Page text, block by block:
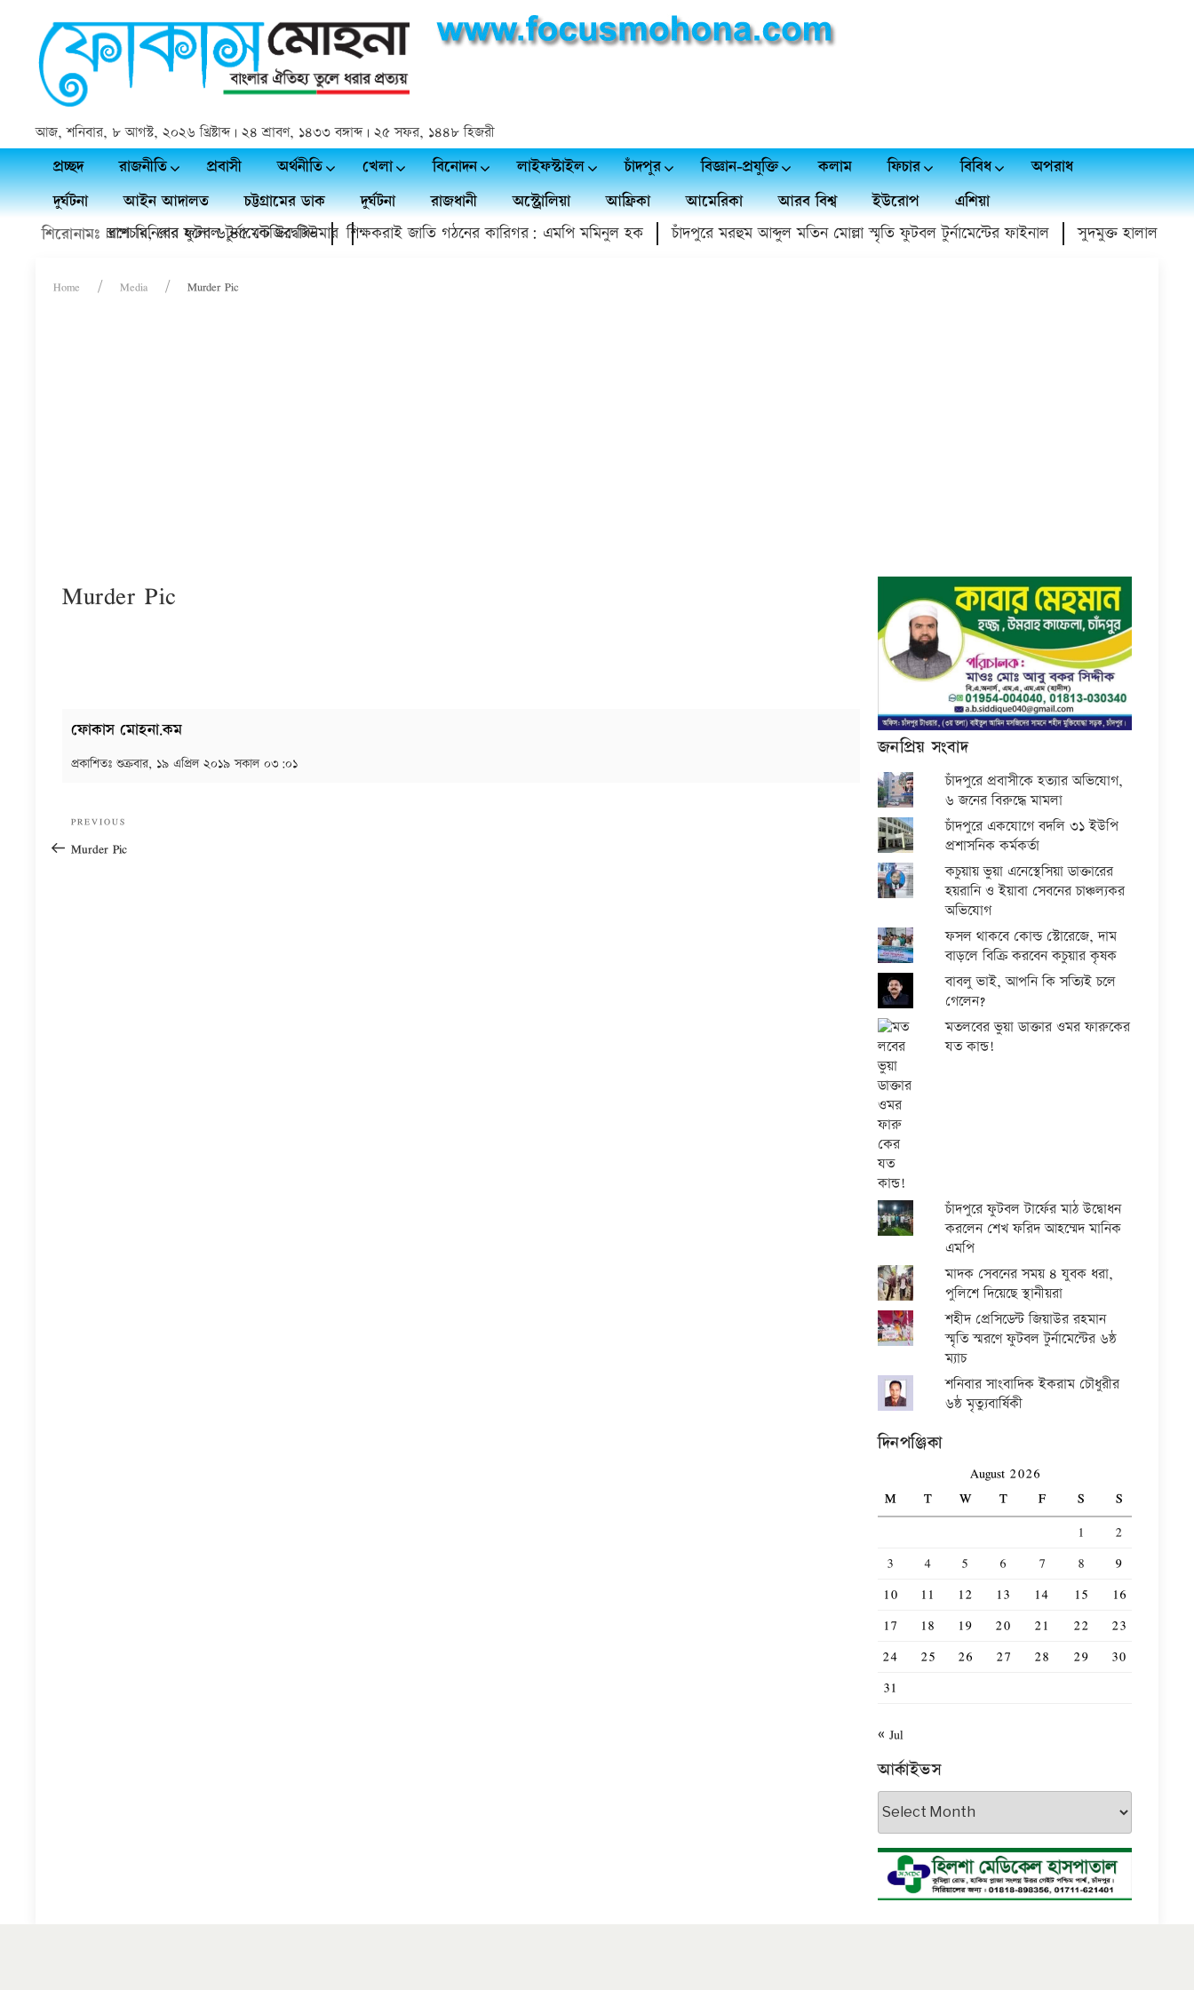
আজ, শনিবার, ৮ আগস্ট, ২০২৬ খ্রিষ্টাব্দ | ২৪ শ্রাবণ, ১৪৩৩ বঙ্গাব্দ | ২৫ সফর, ১৪৪৮ হিজরী
প্রচ্ছদ রাজনীতি প্রবাসী অর্থনীতি খেলা বিনোদন লাইফস্টাইল চাঁদপুর বিজ্ঞান-প্রযুক্তি কলাম ফিচার বিবিধ
অপরাধ
দুর্ঘটনা
আইন আদালত চট্টগ্রামের ডাক দুর্ঘটনা রাজধানী অস্ট্রোলিয়া আফ্রিকা আমেরিকা আরব বিশ্ব ইউরোপ
এশিয়া
শিরোনামঃ
স্মৃতি স্মরণে মিনিবার ফুটবল টুর্নামেন্ট উদ্বোধন শিক্ষকরাই জাতি গঠনের কারিগর: এমপি মমিনুল হক চাঁদপুরে মরহুম আব্দুল মতিন মোল্লা স্মৃতি ফুটবল টুর্নামেন্টের ফাইনাল সুদমুক্ত হালাল আয়ের
সফল অস্ত্রোপচার, বের হলো ৬.৪৫ কেজির টিউমার
Home Media Murder Pic
Murder Pic
ফোকাস মোহনা.কম
প্রকাশিতঃ শুক্রবার, ১৯ এপ্রিল ২০১৯ সকাল ০৩:০১
Previous
Post
PREVIOUS
Murder Pic
জনপ্রিয় সংবাদ
চাঁদপুরে প্রবাসীকে হত্যার অভিযোগ,
৬ জনের বিরুদ্ধে মামলা
চাঁদপুরে একযোগে বদলি ৩১ ইউপি
প্রশাসনিক কর্মকর্তা
কচুয়ায় ভুয়া এনেস্থেসিয়া ডাক্তারের
হয়রানি ও ইয়াবা সেবনের চাঞ্চল্যকর
অভিযোগ
ফসল থাকবে কোল্ড স্টোরেজে, দাম
বাড়লে বিক্রি করবেন কচুয়ার কৃষক
বাবলু ভাই, আপনি কি সত্যিই চলে
গেলেন?
মতলবের ভুয়া ডাক্তার ওমর ফারুকের
যত কান্ড!
চাঁদপুরে ফুটবল টার্ফের মাঠ উদ্বোধন
করলেন শেখ ফরিদ আহম্মেদ মানিক
এমপি
মাদক সেবনের সময় ৪ যুবক ধরা,
পুলিশে দিয়েছে স্থানীয়রা
শহীদ প্রেসিডেন্ট জিয়াউর রহমান
স্মৃতি স্মরণে ফুটবল টুর্নামেন্টের ৬ষ্ঠ
ম্যাচ
শনিবার সাংবাদিক ইকরাম চৌধুরীর
৬ষ্ঠ মৃত্যুবার্ষিকী
দিনপঞ্জিকা
August 2026
M
T W T F S
S
1
2
3
4 5 6 7 8
9
10
11 12 13 14 15
16
17
18 19 20 21 22
23
24
25 26 27 28 29
30
31
« Jul
আর্কাইভস
আর্কাইভস